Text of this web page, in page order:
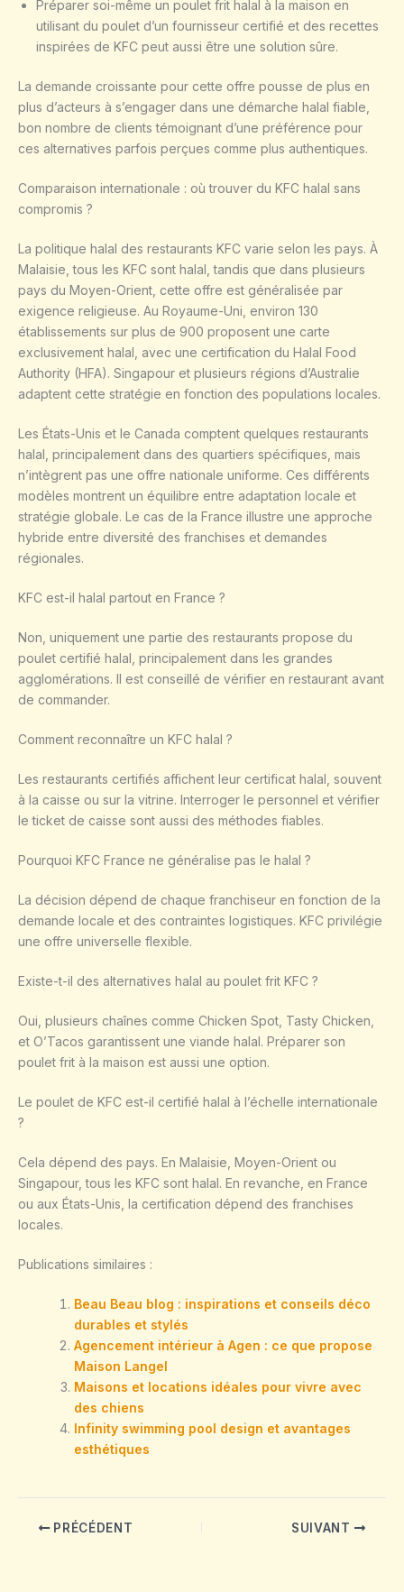
Préparer soi-même un poulet frit halal à la maison en
utilisant du poulet d’un fournisseur certifié et des recettes
inspirées de KFC peut aussi être une solution sûre.
La demande croissante pour cette offre pousse de plus en
plus d’acteurs à s’engager dans une démarche halal fiable,
bon nombre de clients témoignant d’une préférence pour
ces alternatives parfois perçues comme plus authentiques.
Comparaison internationale : où trouver du KFC halal sans
compromis ?
La politique halal des restaurants KFC varie selon les pays. À
Malaisie, tous les KFC sont halal, tandis que dans plusieurs
pays du Moyen-Orient, cette offre est généralisée par
exigence religieuse. Au Royaume-Uni, environ 130
établissements sur plus de 900 proposent une carte
exclusivement halal, avec une certification du Halal Food
Authority (HFA). Singapour et plusieurs régions d’Australie
adaptent cette stratégie en fonction des populations locales.
Les États-Unis et le Canada comptent quelques restaurants
halal, principalement dans des quartiers spécifiques, mais
n’intègrent pas une offre nationale uniforme. Ces différents
modèles montrent un équilibre entre adaptation locale et
stratégie globale. Le cas de la France illustre une approche
hybride entre diversité des franchises et demandes
régionales.
KFC est-il halal partout en France ?
Non, uniquement une partie des restaurants propose du
poulet certifié halal, principalement dans les grandes
agglomérations. Il est conseillé de vérifier en restaurant avant
de commander.
Comment reconnaître un KFC halal ?
Les restaurants certifiés affichent leur certificat halal, souvent
à la caisse ou sur la vitrine. Interroger le personnel et vérifier
le ticket de caisse sont aussi des méthodes fiables.
Pourquoi KFC France ne généralise pas le halal ?
La décision dépend de chaque franchiseur en fonction de la
demande locale et des contraintes logistiques. KFC privilégie
une offre universelle flexible.
Existe-t-il des alternatives halal au poulet frit KFC ?
Oui, plusieurs chaînes comme Chicken Spot, Tasty Chicken,
et O’Tacos garantissent une viande halal. Préparer son
poulet frit à la maison est aussi une option.
Le poulet de KFC est-il certifié halal à l’échelle internationale
?
Cela dépend des pays. En Malaisie, Moyen-Orient ou
Singapour, tous les KFC sont halal. En revanche, en France
ou aux États-Unis, la certification dépend des franchises
locales.
Publications similaires :
Beau Beau blog : inspirations et conseils déco
durables et stylés
Agencement intérieur à Agen : ce que propose
Maison Langel
Maisons et locations idéales pour vivre avec
des chiens
Infinity swimming pool design et avantages
esthétiques
PRÉCÉDENT SUIVANT